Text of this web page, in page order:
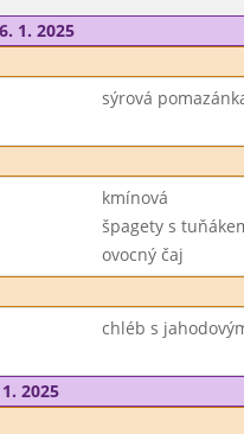
1. 2025
sýrová
kmínová
špagety s
ovocný čaj
chléb s
2025